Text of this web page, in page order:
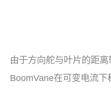
由于方向舵与叶片的距
BoomVane在可变电流